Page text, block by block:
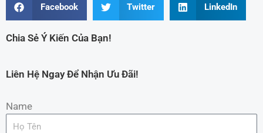
Facebook Twitter LinkedIn
Chia Sẻ Ý Kiến Của Bạn!
Liên Hệ Ngay Để Nhận Ưu Đãi!
Name